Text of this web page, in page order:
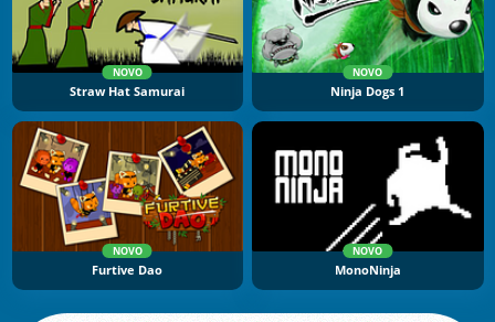
NOVO
Straw Hat Samurai
NOVO
Ninja Dogs 1
NOVO
Furtive Dao
NOVO
MonoNinja